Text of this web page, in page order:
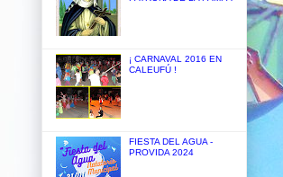
¡ CARNAVAL 2016 EN
CALEUFÚ !
FIESTA DEL AGUA -
PROVIDA 2024